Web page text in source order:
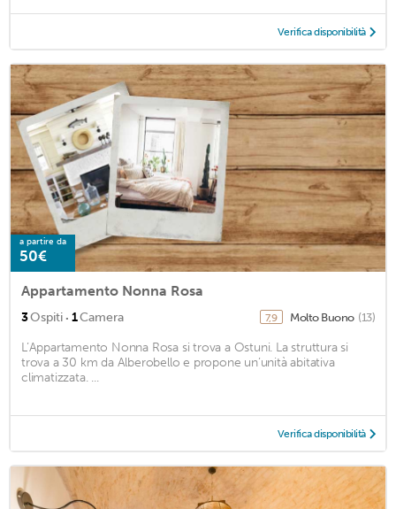
Verifica disponibilità
a partire da
50€
Appartamento Nonna Rosa
3Ospiti · 1Camera 7,9 Molto Buono (13)
L’Appartamento Nonna Rosa si trova a Ostuni. La struttura si
trova a 30 km da Alberobello e propone un’unità abitativa
climatizzata. ...
Verifica disponibilità